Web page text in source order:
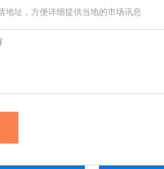
址，方便详细提供当地的市场讯息